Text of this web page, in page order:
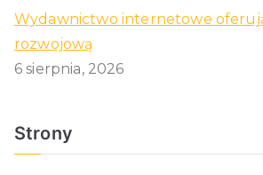
Wydawnictwo internetowe
rozwojową
6 sierpnia, 2026
Strony